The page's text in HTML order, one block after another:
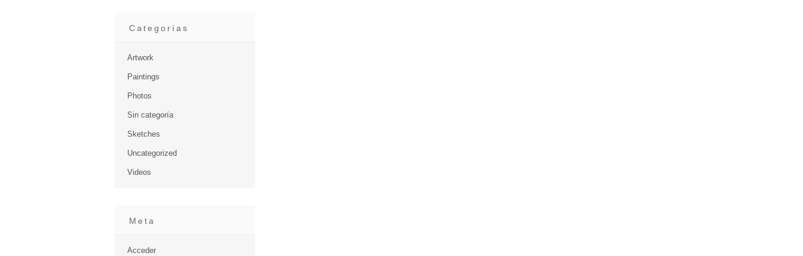
Categorías
Artwork
Paintings
Photos
Sin categoría
Sketches
Uncategorized
Videos
Meta
Acceder